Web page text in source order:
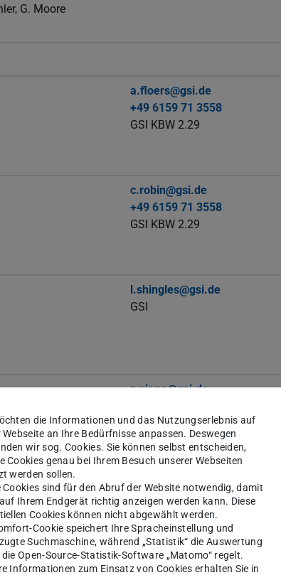
G. Moore
a.floers@gsi.de
+49 6159 71 3558
GSI KBW 2.29
c.robin@gsi.de
+49 6159 71 3558
GSI KBW 2.29
l.shingles@gsi.de
GSI
z.xiong@gsi.de
GSI KBW 2.29
d.alvearterrero@gsi.de
+49 6159 71 2484
GSI KBW 2.13
die Informationen und das Nutzungserlebnis auf
Webseite an Ihre Bedürfnisse anpassen. Deswegen
wir sog. Cookies. Sie können selbst entscheiden,
Cookies genau bei Ihrem Besuch unserer Webseiten
werden sollen.
Cookies sind für den Abruf der Website notwendig, damit
Ihrem Endgerät richtig anzeigen werden kann. Diese
Cookies können nicht abgewählt werden.
Cookie speichert Ihre Spracheinstellung und
Suchmaschine, während „Statistik“ die Auswertung
Open-Source-Statistik-Software „Matomo“ regelt.
Informationen zum Einsatz von Cookies erhalten Sie in